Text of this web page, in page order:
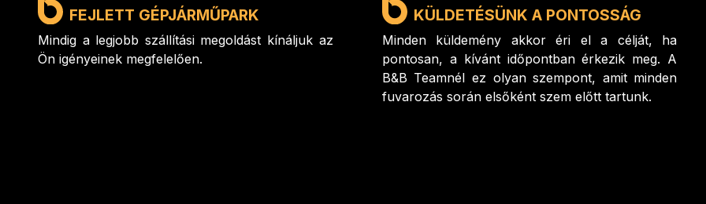
FEJLETT GÉPJÁRMŰPARK
Mindig a legjobb szállítási megoldást kínáljuk az
Ön igényeinek megfelelően.
KÜLDETÉSÜNK A PONTOSSÁG
Minden küldemény akkor éri el a célját, ha
pontosan, a kívánt időpontban érkezik meg. A
B&B Teamnél ez olyan szempont, amit minden
fuvarozás során elsőként szem előtt tartunk.